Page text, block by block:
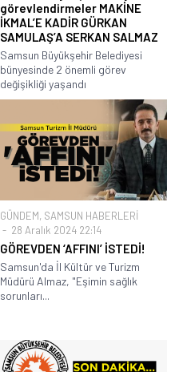
görevlendirmeler MAKİNE
İKMAL’E KADİR GÜRKAN
SAMULAŞ’A SERKAN SALMAZ
Samsun Büyükşehir Belediyesi
bünyesinde 2 önemli görev
değişikliği yaşandı
GÜNDEM, SAMSUN HABERLERİ
28 Aralık 2024 22:14
GÖREVDEN ‘AFFINI’ İSTEDİ!
Samsun'da İl Kültür ve Turizm
Müdürü Almaz, "Eşimin sağlık
sorunları...